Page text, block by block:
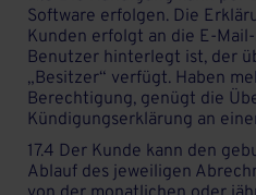
Software erfolgen. Die
Kunden erfolgt an die E-
Benutzer hinterlegt ist, der
„Besitzer“ verfügt. Haben
Berechtigung, genügt die
Kündigungserklärung an
17.4 Der Kunde kann den
Ablauf des jeweiligen